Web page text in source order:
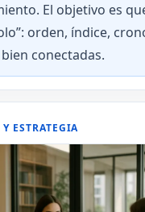
El objetivo es
orden, índice,
conectadas.
ESTRATEGIA